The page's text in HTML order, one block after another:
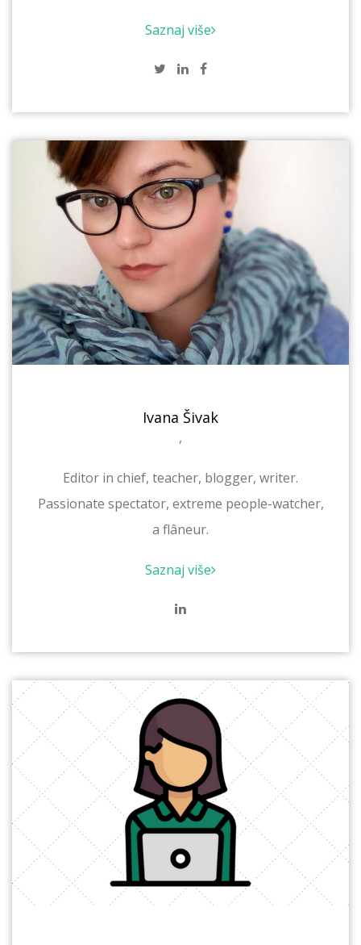
Saznaj više
Ivana Šivak
,
Editor in chief, teacher, blogger, writer.
Passionate spectator, extreme people-watcher,
a flâneur.
Saznaj više